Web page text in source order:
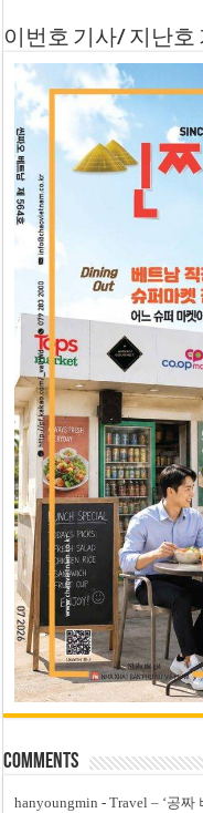
이번호 기사/ 지난호
Comments
hanyoungmin -Travel – ‘공